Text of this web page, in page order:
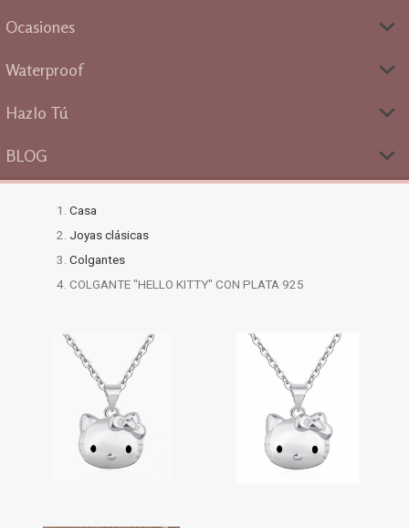
Ocasiones
Waterproof
Hazlo Tú
BLOG
Casa
Joyas clásicas
Colgantes
COLGANTE "HELLO KITTY" CON PLATA 925